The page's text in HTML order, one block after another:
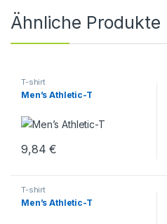
Ähnliche Produkte
T-shirt
Men’s Athletic-T
9,84€
T-shirt
Men’s Athletic-T